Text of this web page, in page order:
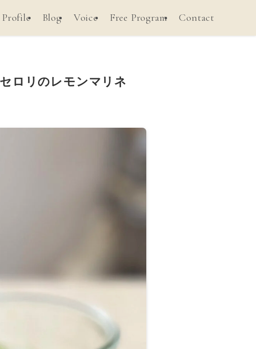
Profile Blog Voice Free Program Contact
ロリのレモンマリネ